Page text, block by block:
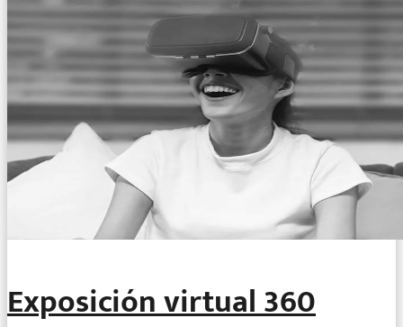
Exposición virtual 360